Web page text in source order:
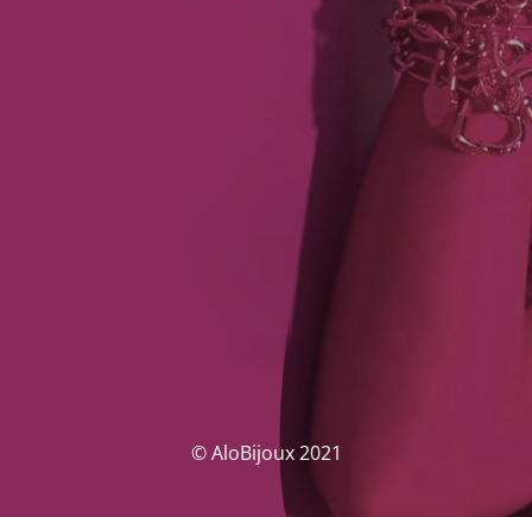
© AloBijoux 2021